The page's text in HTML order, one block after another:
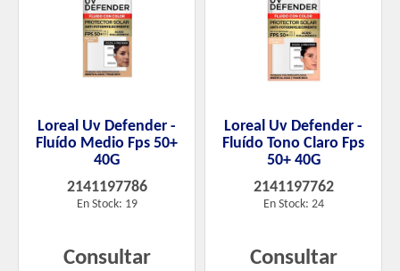
Loreal Uv Defender -
Fluído Medio Fps 50+
40G
2141197786
En Stock: 19
Consultar
Loreal Uv Defender -
Fluído Tono Claro Fps
50+ 40G
2141197762
En Stock: 24
Consultar